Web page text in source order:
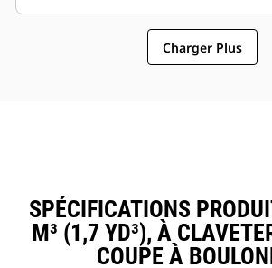
Charger Plus
SPÉCIFICATIONS
M³ (1,7 YD³), À
COUPE À